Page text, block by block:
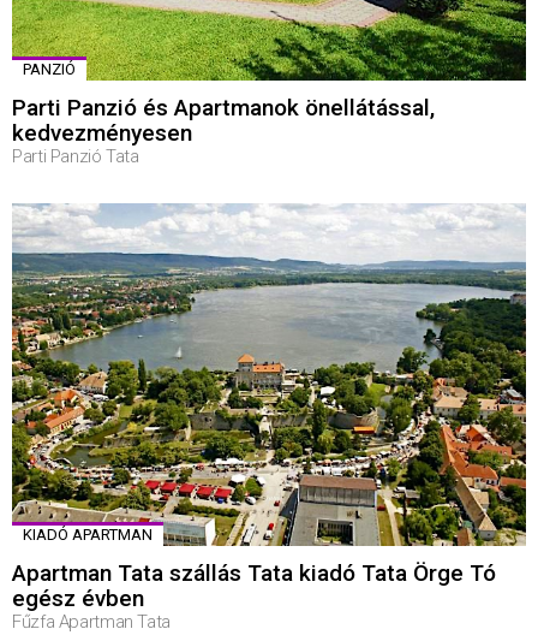
PANZIÓ
Parti Panzió és Apartmanok önellátással,
kedvezményesen
Parti Panzió Tata
KIADÓ APARTMAN
Apartman Tata szállás Tata kiadó Tata Örge Tó
egész évben
Fűzfa Apartman Tata